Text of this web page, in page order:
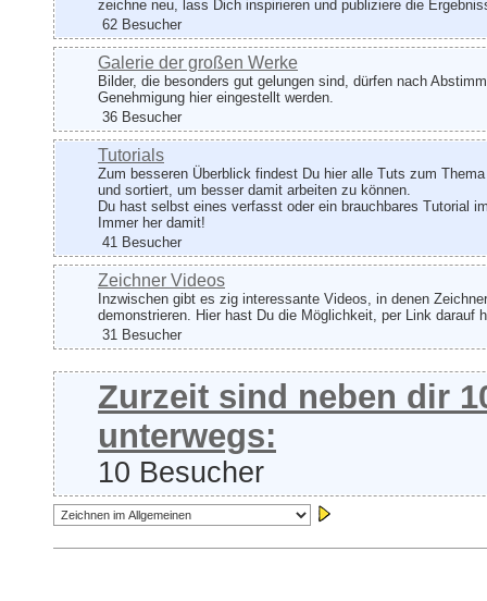
zeichne neu, lass Dich inspirieren und publiziere die
62 Besucher
Galerie der großen Werke
Bilder, die besonders gut gelungen sind, dürfen nach
Genehmigung hier eingestellt werden.
36 Besucher
Tutorials
Zum besseren Überblick findest Du hier alle Tuts zum
und sortiert, um besser damit arbeiten zu können.
Du hast selbst eines verfasst oder ein brauchbares Tutorial
Immer her damit!
41 Besucher
Zeichner Videos
Inzwischen gibt es zig interessante Videos, in denen
demonstrieren. Hier hast Du die Möglichkeit, per Link darauf
31 Besucher
Zurzeit sind neben dir
unterwegs:
10 Besucher